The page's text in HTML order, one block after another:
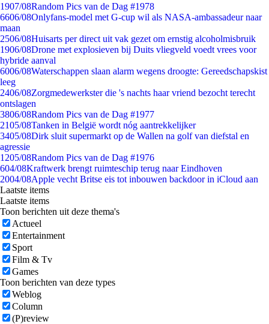
1907/08Random Pics van de Dag #1978
6606/08Onlyfans-model met G-cup wil als NASA-ambassadeur naar
maan
2506/08Huisarts per direct uit vak gezet om ernstig alcoholmisbruik
1906/08Drone met explosieven bij Duits vliegveld voedt vrees voor
hybride aanval
6006/08Waterschappen slaan alarm wegens droogte: Gereedschapskist
leeg
2406/08Zorgmedewerkster die 's nachts haar vriend bezocht terecht
ontslagen
3806/08Random Pics van de Dag #1977
2105/08Tanken in België wordt nóg aantrekkelijker
3405/08Dirk sluit supermarkt op de Wallen na golf van diefstal en
agressie
1205/08Random Pics van de Dag #1976
604/08Kraftwerk brengt ruimteschip terug naar Eindhoven
2004/08Apple vecht Britse eis tot inbouwen backdoor in iCloud aan
Laatste items
Laatste items
Toon berichten uit deze thema's
Actueel
Entertainment
Sport
Film & Tv
Games
Toon berichten van deze types
Weblog
Column
(P)review